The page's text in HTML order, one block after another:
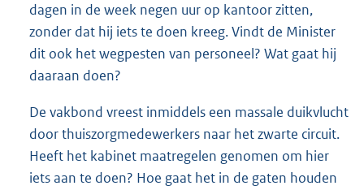
dagen in de week negen uur op kantoor zitten,
zonder dat hij iets te doen kreeg. Vindt de Minister
dit ook het wegpesten van personeel? Wat gaat hij
daaraan doen?
De vakbond vreest inmiddels een massale duikvlucht
door thuiszorgmedewerkers naar het zwarte circuit.
Heeft het kabinet maatregelen genomen om hier
iets aan te doen? Hoe gaat het in de gaten houden